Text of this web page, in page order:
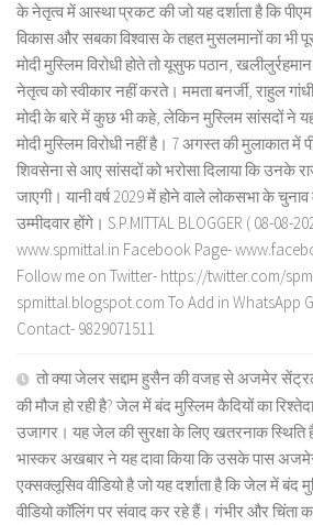
के नेतृत्व में आस्था प्रकट की जो यह दर्शाता है कि
विकास और सबका विश्वास के तहत मुसलमानों का भी
मोदी मुस्लिम विरोधी होते तो यूसुफ पठान,
नेतृत्व को स्वीकार नहीं करते। ममता बनर्जी, राहुल
मोदी के बारे में कुछ भी कहे, लेकिन मुस्लिम सांसदों ने यह
मोदी मुस्लिम विरोधी नहीं है। 7 अगस्त की मुलाकात में
शिवसेना से आए सांसदों को भरोसा दिलाया कि उनके
जाएगी। यानी वर्ष 2029 में होने वाले लोकसभा के
उम्मीदवार होंगे। S.P.MITTAL BLOGGER ( 08-08-
www.spmittal.in Facebook Page-
Follow me on Twitter- https://twitter.com/
spmittal.blogspot.com To Add in WhatsApp
Contact- 9829071511
तो क्या जेलर सद्दाम हुसैन की वजह से अजमेर
की मौज हो रही है? जेल में बंद मुस्लिम कैदियों का
उजागर। यह जेल की सुरक्षा के लिए खतरनाक स्थिति
भास्कर अखबार ने यह दावा किया कि उसके पास
एक्सक्लूसिव वीडियो है जो यह दर्शाता है कि जेल में बंद
वीडियो कॉलिंग पर संवाद कर रहे हैं। गंभीर और चिंता